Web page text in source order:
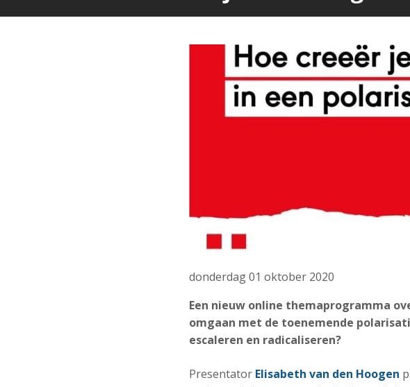
donderdag 01 oktober 2020
Een nieuw online themaprogramma
omgaan met de toenemende
escaleren en radicaliseren?
Presentator Elisabeth van den Hoogen